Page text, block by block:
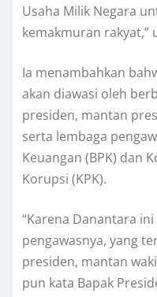
Usaha Milik Negara
kemakmuran rakyat,”
Ia menambahkan
akan diawasi oleh
presiden, mantan
serta lembaga
Keuangan (BPK) dan
Korupsi (KPK).
“Karena Danantara
pengawasnya, yang
presiden, mantan
pun kata Bapak